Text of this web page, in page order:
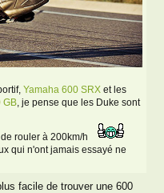
Yamaha 600 SRX et les
GB , je pense que les Duke sont
rouler à 200km/h
qui n'ont jamais essayé ne
facile de trouver une 600